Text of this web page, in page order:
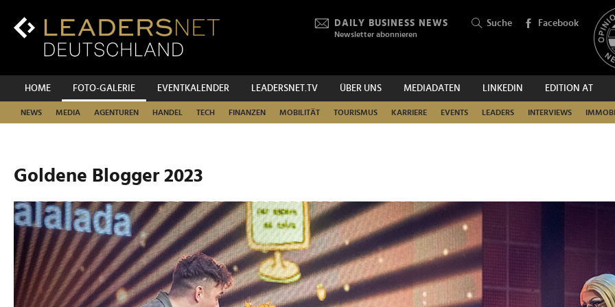
Inhalt
Hauptnavigation
DAILY BUSINESS NEWS
Newsletter abonnieren
Suche Facebook
HOME FOTO-GALERIE EVENTKALENDER LEADERSNET.TV ÜBER UNS MEDIADATEN LINKEDIN EDITION AT
NEWS MEDIA AGENTUREN HANDEL TECH FINANZEN MOBILITÄT TOURISMUS KARRIERE EVENTS LEADERS INTERVIEWS
SUCHEN
Goldene Blogger 2023